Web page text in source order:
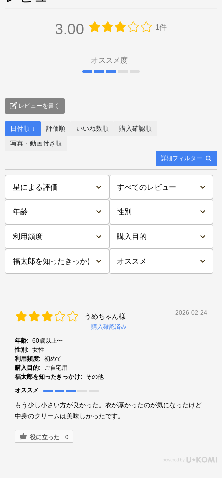
3.00 1件
オススメ度
レビューを書く
詳細フィルター
日付順 ↓ 評価順 いいね数順
購入確認順
写真・動画付き順
うめちゃん様
購入確認済み
2026-02-24
年齢: 60歳以上〜
性別: 女性
利用頻度: 初めて
購入目的:
ご自宅用
福太郎を知ったきっかけ:
その他
オススメ
もう少し小さい方が良かった。衣が厚かったのが気になったけど
中身のクリームは美味しかったです。
役に立った 0